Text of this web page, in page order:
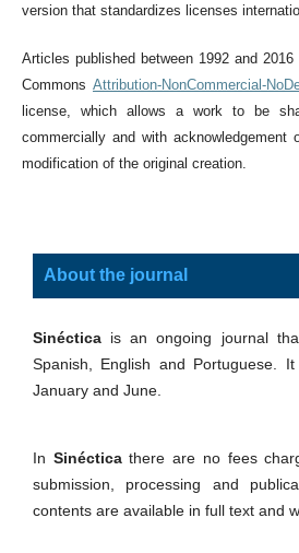
version that standardizes licenses
Articles published between 1992 and
Commons Attribution-NonCommercial-
license, which allows a work to be
commercially and with acknowledgement
modification of the original creation.
About the journal
Sinéctica is an ongoing journal
Spanish, English and Portuguese.
January and June.
In Sinécticathere are no fees
submission, processing and
contents are available in full text and